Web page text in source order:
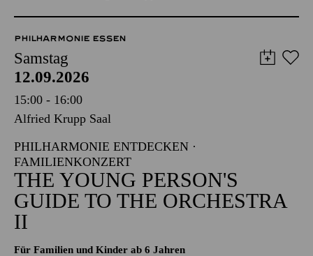
PHILHARMONIE ESSEN
Samstag
12.09.2026
15:00 - 16:00
Alfried Krupp Saal
PHILHARMONIE ENTDECKEN ·
FAMILIENKONZERT
THE YOUNG PERSON'S
GUIDE TO THE ORCHESTRA
II
Für Familien und Kinder ab 6 Jahren